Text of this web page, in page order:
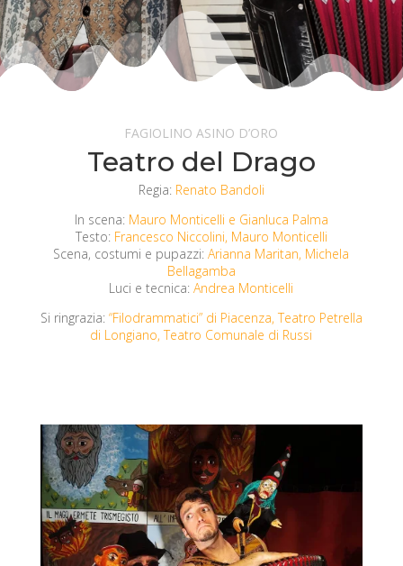
FAGIOLINO ASINO D’ORO
Teatro del Drago
Regia: Renato Bandoli
In scena: Mauro Monticelli e Gianluca Palma
Testo: Francesco Niccolini, Mauro Monticelli
Scena, costumi e pupazzi:Arianna Maritan, Michela
Bellagamba
Luci e tecnica:Andrea Monticelli
Si ringrazia: “Filodrammatici” di Piacenza, Teatro Petrella
di Longiano, Teatro Comunale di Russi